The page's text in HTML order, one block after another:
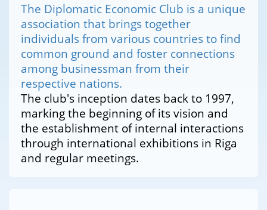
The Diplomatic Economic Club is a unique
association that brings together
individuals from various countries to find
common ground and foster connections
among businessman from their
respective nations.
The club's inception dates back to 1997,
marking the beginning of its vision and
the establishment of internal interactions
through international exhibitions in Riga
and regular meetings.